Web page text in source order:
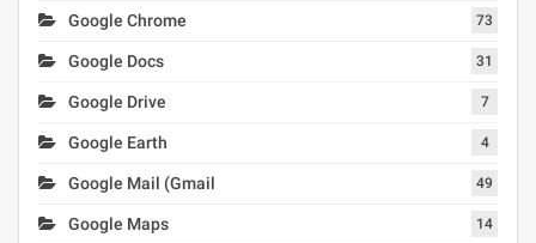
Google Chrome 73
Google Docs 31
Google Drive 7
Google Earth 4
Google Mail (Gmail 49
Google Maps 14